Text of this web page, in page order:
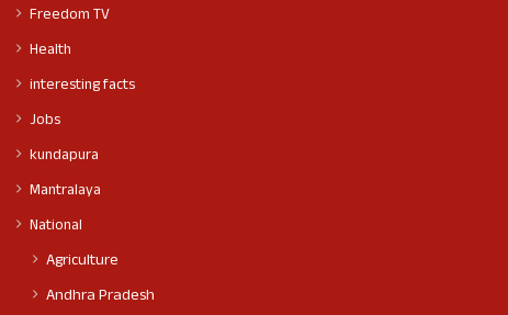
Freedom TV
Health
interesting facts
Jobs
kundapura
Mantralaya
National
Agriculture
Andhra Pradesh